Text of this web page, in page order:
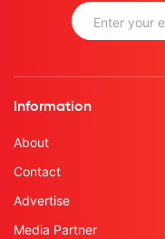
Information
About
Contact
Advertise
Media Partner